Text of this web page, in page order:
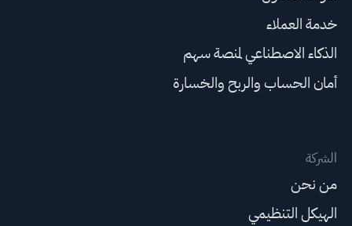
خدمة العملاء
الذكاء الاصطناعي لمنصة سهم
أمان الحساب والربح والخسارة
الشركة
من نحن
الهيكل التنظيمي